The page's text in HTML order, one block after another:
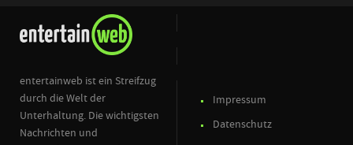
entertainweb ist ein Streifzug
durch die Welt der
Unterhaltung. Die wichtigsten
Nachrichten und
Impressum
Datenschutz